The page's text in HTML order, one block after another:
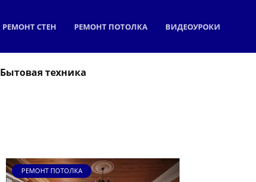
РЕМОНТ СТЕН РЕМОНТ ПОТОЛКА ВИДЕОУРОКИ
Бытовая техника
РЕМОНТ ПОТОЛКА